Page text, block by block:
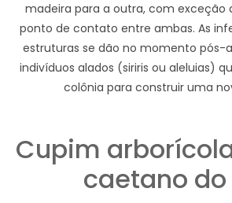
madeira para a outra, com exceção
ponto de contato entre ambas. As
estruturas se dão no momento pós-
indivíduos alados (siriris ou aleluias)
colônia para construir uma
Cupim
caetano do